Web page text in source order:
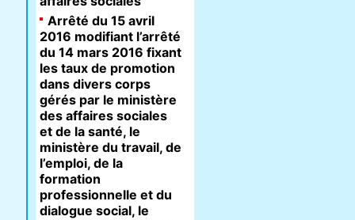
Arrêté du 15 avril
2016 modifiant l’arrêté
du 14 mars 2016 fixant
les taux de promotion
dans divers corps
gérés par le ministère
des affaires sociales
et de la santé, le
ministère du travail, de
l’emploi, de la
formation
professionnelle et du
dialogue social, le